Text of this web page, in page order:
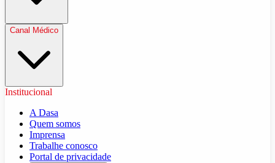
Canal Médico
Institucional
A Dasa
Quem somos
Imprensa
Trabalhe conosco
Portal de privacidade